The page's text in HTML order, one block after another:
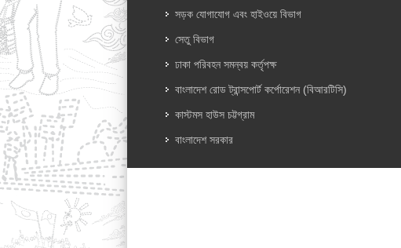
সড়ক যোগাযোগ এবং হাইওয়ে বিভাগ
সেতু বিভাগ
ঢাকা পরিবহন সমন্বয় কর্তৃপক্ষ
বাংলাদেশ রোড ট্রান্সপোর্ট কর্পোরেশন (বিআরটিসি)
কাস্টমস হাউস চট্টগ্রাম
বাংলাদেশ সরকার